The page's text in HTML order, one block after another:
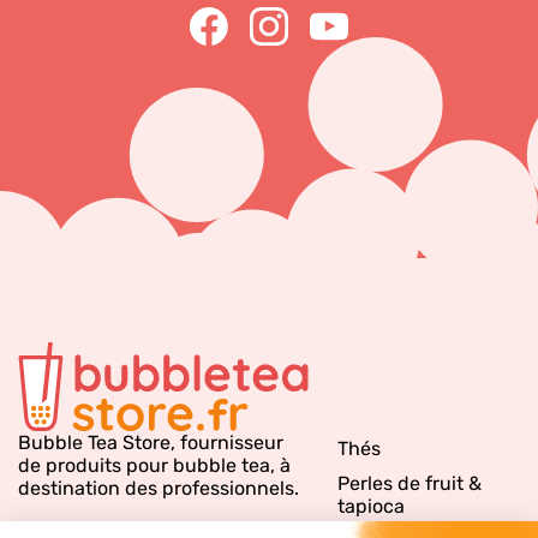
Bubble Tea Store, fournisseur
de produits pour bubble tea, à
destination des professionnels.
Thés
Perles de fruit &
tapioca